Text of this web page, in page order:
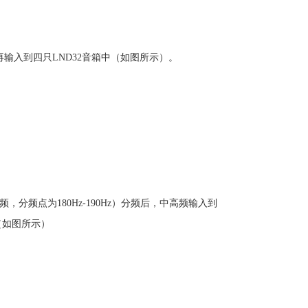
入到四只LND32音箱中（如图所示）。
分频点为180Hz-190Hz）分频后，中高频输入到
图所示）